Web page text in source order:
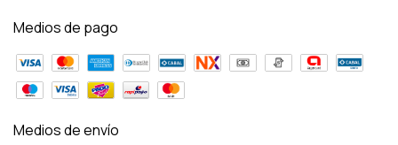
Medios de pago
Medios de envío